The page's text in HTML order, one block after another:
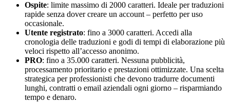
Ospite: limite massimo di 2000 caratteri. Ideale per traduzioni
rapide senza dover creare un account – perfetto per uso
occasionale.
Utente registrato: fino a 3000 caratteri. Accedi alla
cronologia delle traduzioni e godi di tempi di elaborazione più
veloci rispetto all’accesso anonimo.
PRO: fino a 35.000 caratteri. Nessuna pubblicità,
processamento prioritario e prestazioni ottimizzate. Una scelta
strategica per professionisti che devono tradurre documenti
lunghi, contratti o email aziendali ogni giorno – risparmiando
tempo e denaro.